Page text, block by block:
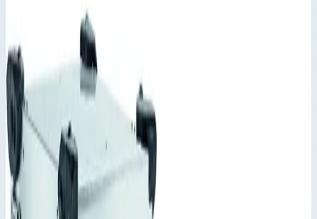
Ящики и модульные системы
Футляры Zarges
Корпус Mitraset 19"
Корпус Mitraset Classic 19" Zarges 7 HE/U 434х534х348
мм 45728
Корпус Mitraset 19" Артикул:45728
Корпус Mitraset Classic 19" Zarges 7
HE/U 434х534х348 мм 45728
Производитель: Zarges; Артикул: 45728; Наружный размер:
434 x 534 x 348 мм; Вес: 10 кг